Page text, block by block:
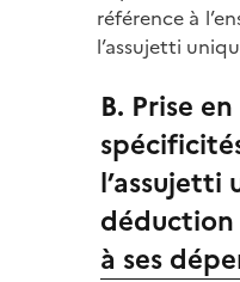
référence à
l’assujetti
B. Prise
l’assujetti
à ses